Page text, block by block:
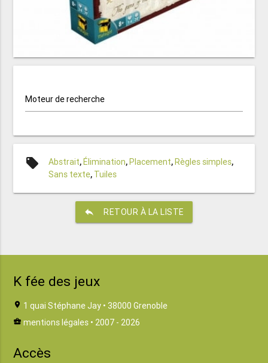
Moteur de recherche
local_offer Abstrait, Élimination, Placement, Règles simples,
Sans texte, Tuiles
reply RETOUR À LA LISTE
K fée des jeux
location_on 1 quai Stéphane Jay • 38000 Grenoble
business_center mentions légales • 2007 - 2026
Accès